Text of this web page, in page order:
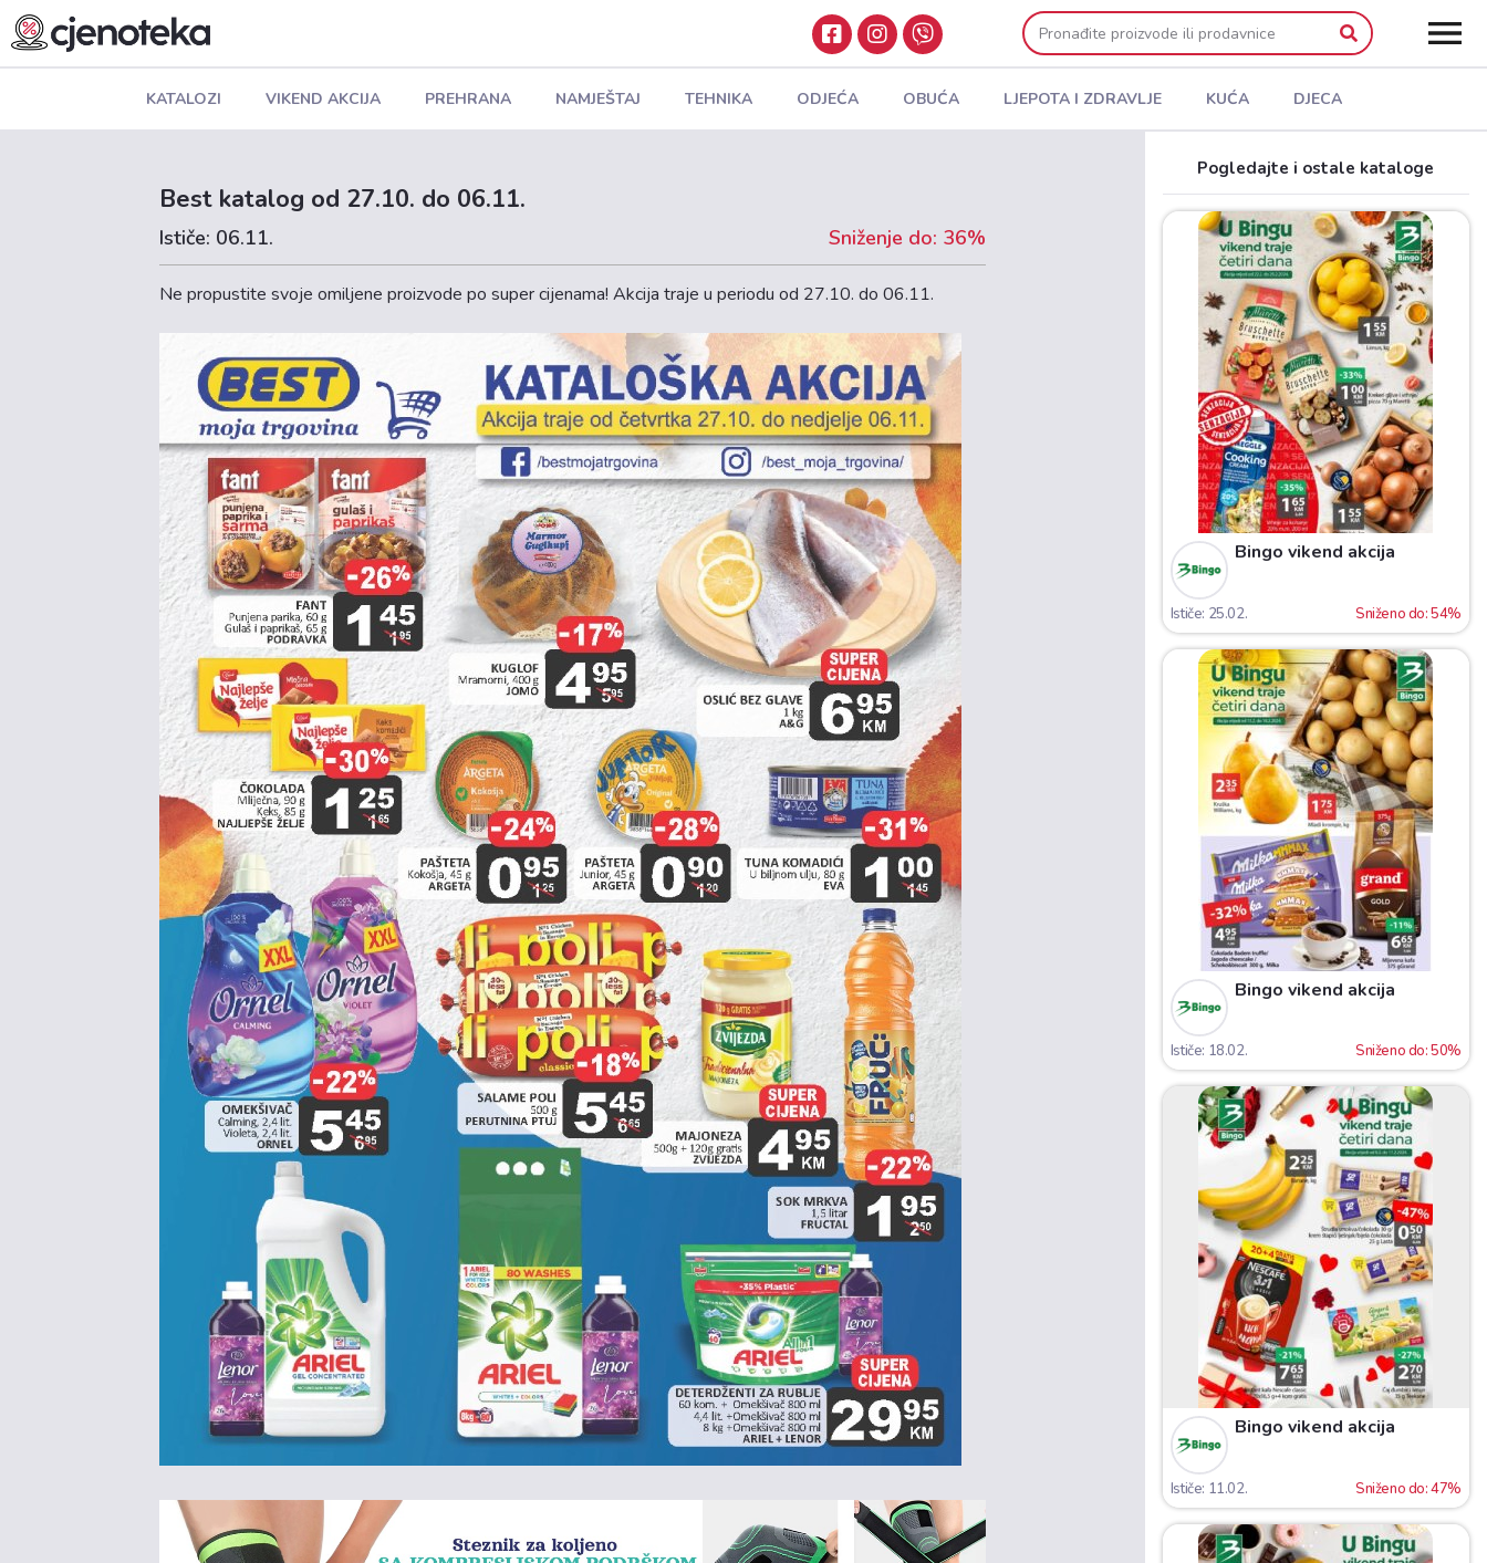
KATALOZI VIKEND AKCIJA PREHRANA NAMJEŠTAJ TEHNIKA ODJEĆA OBUĆA LJEPOTA I ZDRAVLJE KUĆA DJECA
Best katalog od 27.10. do 06.11.
Ističe: 06.11. Sniženje do: 36%
Ne propustite svoje omiljene proizvode po super cijenama! Akcija traje u periodu od 27.10. do 06.11.
Pogledajte i ostale kataloge
Bingo vikend akcija
Ističe: 25.02. Sniženo do: 54%
Bingo vikend akcija
Ističe: 18.02. Sniženo do: 50%
Bingo vikend akcija
Ističe: 11.02. Sniženo do: 47%